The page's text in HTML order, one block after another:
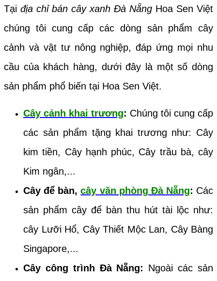
Tại địa chỉ bán cây xanh Đà Nẵng Hoa Sen Việt
chúng tôi cung cấp các dòng sản phẩm cây
cảnh và vật tư nông nghiệp, đáp ứng mọi nhu
cầu của khách hàng, dưới đây là một số dòng
sản phẩm phổ biến tại Hoa Sen Việt.
Cây cảnh khai trương: Chúng tôi cung cấp
các sản phẩm tặng khai trương như: Cây
kim tiền, Cây hạnh phúc, Cây trầu bà, cây
Kim ngân,...
Cây để bàn,cây văn phòng Đà Nẵng: Các
sản phẩm cây để bàn thu hút tài lộc như:
cây Lưỡi Hổ, Cây Thiết Mộc Lan, Cây Bàng
Singapore,...
Cây công trình Đà Nẵng: Ngoài các sản